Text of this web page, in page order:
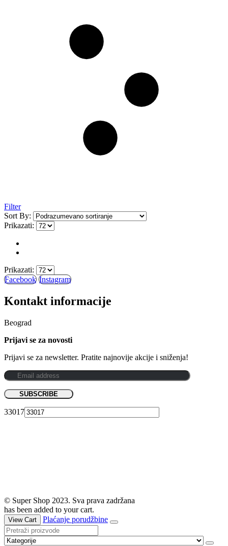
Filter
Sort By:
Prikazati:
Prikazati:
Facebook Instagram
Kontakt informacije
Beograd
Prijavi se za novosti
Prijavi se za newsletter. Pratite najnovije akcije i sniženja!
33017
© Super Shop 2023. Sva prava zadržana
has been added to your cart.
View Cart Plaćanje porudžbine